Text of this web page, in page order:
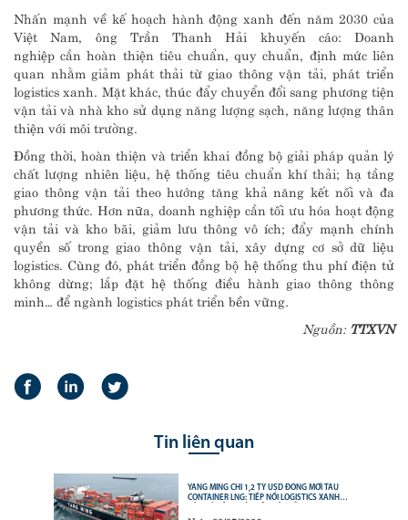
Nhấn mạnh về kế hoạch hành động xanh đến năm 2030 của
Việt Nam, ông Trần Thanh Hải khuyến cáo: Doanh
nghiệp cần hoàn thiện tiêu chuẩn, quy chuẩn, định mức liên
quan nhằm giảm phát thải từ giao thông vận tải, phát triển
logistics xanh. Mặt khác, thúc đẩy chuyển đổi sang phương tiện
vận tải và nhà kho sử dụng năng lượng sạch, năng lượng thân
thiện với môi trường.
Đồng thời, hoàn thiện và triển khai đồng bộ giải pháp quản lý
chất lượng nhiên liệu, hệ thống tiêu chuẩn khí thải; hạ tầng
giao thông vận tải theo hướng tăng khả năng kết nối và đa
phương thức. Hơn nữa, doanh nghiệp cần tối ưu hóa hoạt động
vận tải và kho bãi, giảm lưu thông vô ích; đẩy mạnh chính
quyền số trong giao thông vận tải, xây dựng cơ sở dữ liệu
logistics. Cùng đó, phát triển đồng bộ hệ thống thu phí điện tử
không dừng; lắp đặt hệ thống điều hành giao thông thông
minh… để ngành logistics phát triển bền vững.
Nguồn: TTXVN
Tin liên quan
YANG MING CHI 1,2 TỶ USD ĐÓNG MỚI TÀU
CONTAINER LNG: TIẾP NỐI LOGISTICS XANH